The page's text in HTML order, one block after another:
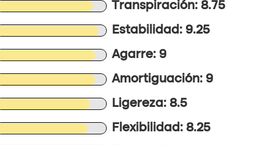
Transpiración: 8.75
Estabilidad: 9.25
Agarre: 9
Amortiguación: 9
Ligereza: 8.5
Flexibilidad: 8.25